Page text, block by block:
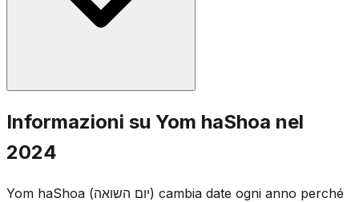
vittime. Le bandiere sono abbassate a mezz'asta.
Yom haShoa è stato istituito dalla Knesset israeliana nel
1953. La data del 27 di Nisan è stata scelta per la sua
vicinanza all'anniversario della rivolta del Ghetto di
conflitto con Pesach.
Informazioni su Yom haShoa nel
2024
Yom haShoa (יום השואה) cambia date ogni anno perché